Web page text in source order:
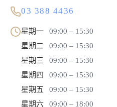
03 388 4436
星期一
09:00 – 15:30
星期二
09:00 – 15:30
星期三
09:00 – 15:30
星期四
09:00 – 15:30
星期五
09:00 – 15:30
星期六
09:00 – 18:00